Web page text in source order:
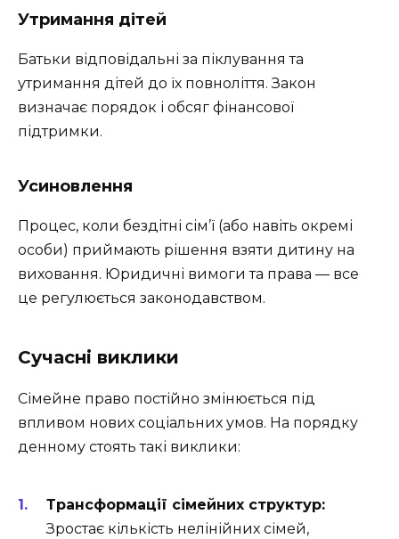
Утримання дітей
Батьки відповідальні за піклування та
утримання дітей до їх повноліття. Закон
визначає порядок і обсяг фінансової
підтримки.
Усиновлення
Процес, коли бездітні сім’ї (або навіть окремі
особи) приймають рішення взяти дитину на
виховання. Юридичні вимоги та права — все
це регулюється законодавством.
Сучасні виклики
Сімейне право постійно змінюється під
впливом нових соціальних умов. На порядку
денному стоять такі виклики:
Трансформації сімейних структур:
Зростає кількість нелінійних сімей,